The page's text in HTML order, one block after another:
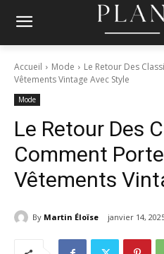
Accueil Mode
Le Retour Des
Vêtements Vintage Avec Style
Mode
Le Retour Des
Comment
Vêtements
By Martin Éloïse janvier 14,